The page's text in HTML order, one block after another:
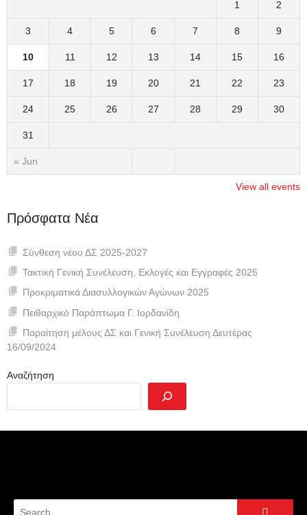
« Jun
1 2
3 4 5 6 7 8 9
10 11 12 13 14 15 16
17 18 19 20 21 22 23
24 25 26 27 28 29 30
31
View all events
Πρόσφατα Νέα
Σύνθεση νέου ΔΣ 2025-2027
Τακτική Γενική Συνέλευση, Εκλογές και Εγγραφές 2025
Προκριματικά Διασυλλογικών Αγώνων 2025
Πειθαρχικό Παράπτωμα Γ. Ιορδανίδη
Παραίτηση μέλους ΔΣ και Γενική Συνέλευση Δευτέρας
16/09/2024
Αναζήτηση